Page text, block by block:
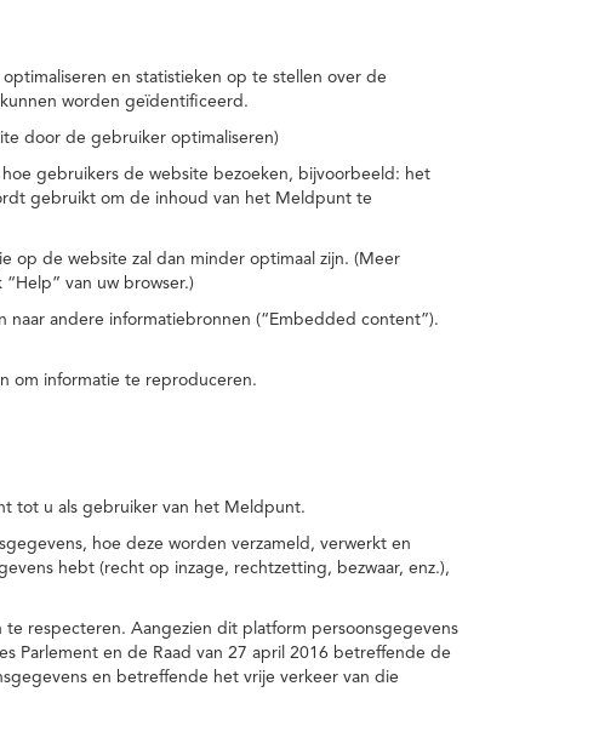
en statistieken op te stellen over de
worden geïdentificeerd.
door de gebruiker optimaliseren)
gebruikers de website bezoeken, bijvoorbeeld: het
gebruikt om de inhoud van het Meldpunt te
op de website zal dan minder optimaal zijn. (Meer
van uw browser.)
andere informatiebronnen (“Embedded content”).
om informatie te reproduceren.
tot u als gebruiker van het Meldpunt.
hoe deze worden verzameld, verwerkt en
hebt (recht op inzage, rechtzetting, bezwaar, enz.),
respecteren. Aangezien dit platform persoonsgegevens
Parlement en de Raad van 27 april 2016 betreffende de
en betreffende het vrije verkeer van die